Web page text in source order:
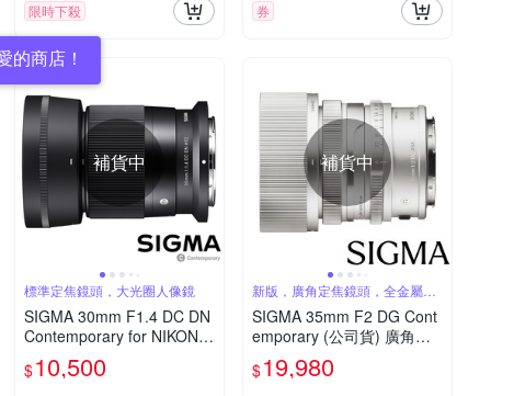
的商店！
限時下殺 券
補貨中
標準定焦鏡頭，大光圈人像鏡
SIGMA 30mm F1.4 DC DN
Contemporary for NIKON Z
接環 (公司貨) 標準大光圈定
焦鏡 人像鏡 APS-C 無反微
$10,500
補貨中
新版，廣角定焦鏡頭，全金屬結
構
SIGMA 35mm F2 DG Cont
emporary (公司貨) 廣角定
焦鏡頭 全片幅無反微單眼鏡
頭 i系列
$19,980